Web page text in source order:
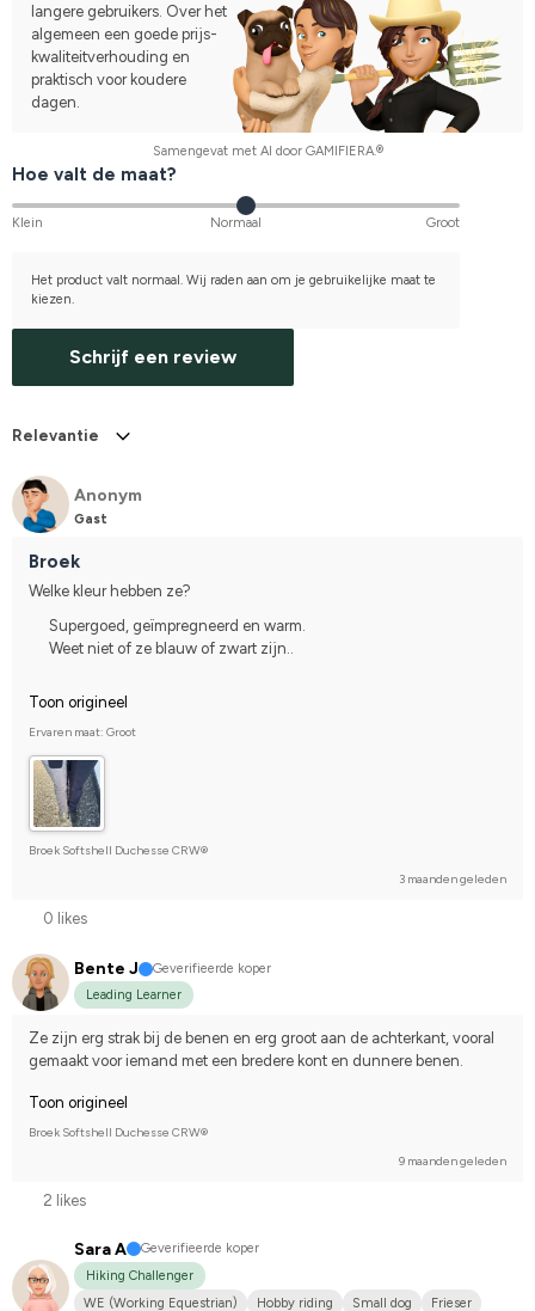
langere gebruikers. Over het
algemeen een goede prijs-
kwaliteitverhouding en
praktisch voor koudere
dagen.
Samengevat met AI door GAMIFIERA.®
Hoe valt de maat?
Klein Normaal Groot
Het product valt normaal. Wij raden aan om je gebruikelijke maat te
kiezen.
Schrijf een review
Relevantie
Anonym
Gast
Broek
Welke kleur hebben ze?
Supergoed, geïmpregneerd en warm.
Weet niet of ze blauw of zwart zijn..
Toon origineel
Ervaren maat: Groot
Broek Softshell Duchesse CRW®
3 maanden geleden
0 likes
Bente J
Geverifieerde koper
Leading Learner
Ze zijn erg strak bij de benen en erg groot aan de achterkant, vooral
gemaakt voor iemand met een bredere kont en dunnere benen.
Toon origineel
Broek Softshell Duchesse CRW®
9 maanden geleden
2 likes
Sara A
Geverifieerde koper
Hiking Challenger
WE (Working Equestrian)
Hobby riding Small dog
Frieser